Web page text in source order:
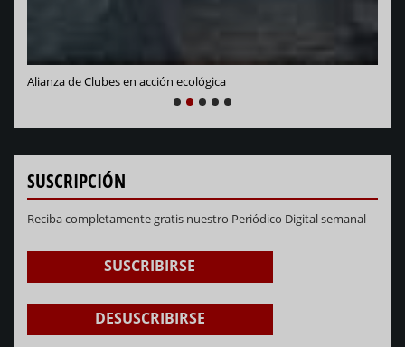
Alianza de Clubes en acción ecológica
PREVIOUS
SUSCRIPCIÓN
Reciba completamente gratis nuestro Periódico Digital semanal
SUSCRIBIRSE
DESUSCRIBIRSE